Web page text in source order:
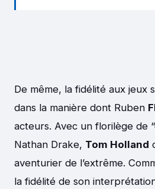
De même, la fidélité aux jeux
dans la manière dont Ruben
acteurs. Avec un florilège de
Nathan Drake, Tom Holland
aventurier de l’extrême.
la fidélité de son